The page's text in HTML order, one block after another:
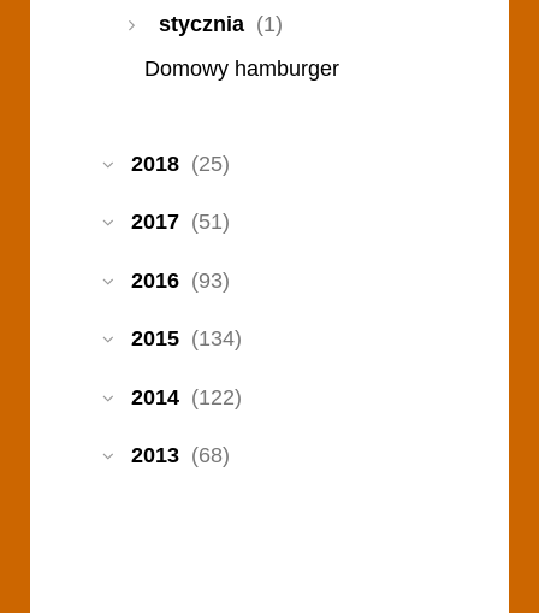
stycznia (1)
Domowy hamburger
2018 (25)
2017 (51)
2016 (93)
2015 (134)
2014 (122)
2013 (68)